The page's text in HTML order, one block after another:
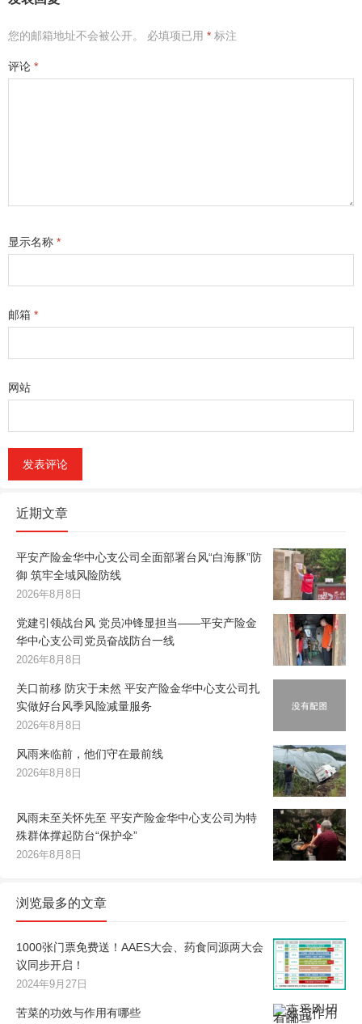
您的邮箱地址不会被公开。 必填项已用 * 标注
评论 *
显示名称 *
邮箱 *
网站
近期文章
平安产险金华中心支公司全面部署台风“白海豚”防
御 筑牢全域风险防线
2026年8月8日
党建引领战台风 党员冲锋显担当——平安产险金
华中心支公司党员奋战防台一线
2026年8月8日
关口前移 防灾于未然 平安产险金华中心支公司扎
实做好台风季风险减量服务
2026年8月8日
风雨来临前，他们守在最前线
2026年8月8日
风雨未至关怀先至 平安产险金华中心支公司为特
殊群体撑起防台“保护伞”
2026年8月8日
浏览最多的文章
1000张门票免费送！AAES大会、药食同源两大会
议同步开启！
2024年9月27日
苦菜的功效与作用有哪些